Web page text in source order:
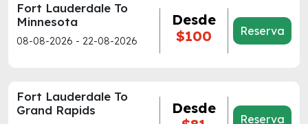
Fort Lauderdale To
Minnesota
08-08-2026 - 22-08-2026
Desde
$100
Reserva
Fort Lauderdale To
Grand Rapids
Desde
Reserva